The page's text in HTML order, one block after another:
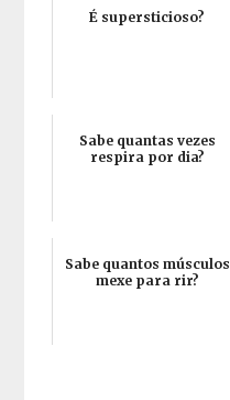
É supersticioso?
Sabe quantas vezes
respira por dia?
Sabe quantos músculos
mexe para rir?